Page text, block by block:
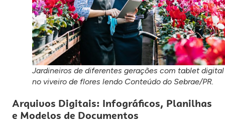
Jardineiros de diferentes gerações com tablet digital
no viveiro de flores lendo Conteúdo do Sebrae/PR.
Arquivos Digitais: Infográficos, Planilhas
e Modelos de Documentos